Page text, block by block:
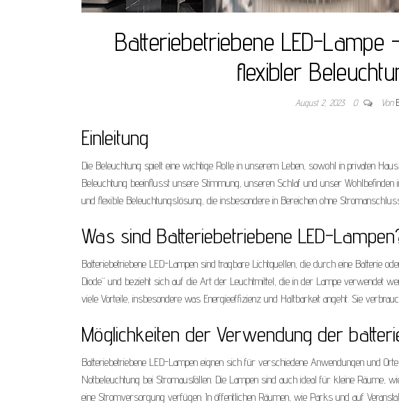
Batteriebetriebene LED-
flexibler
August 2, 2023 0 Von
Einleitung
Die Beleuchtung spielt eine wichtige Rolle in unserem Leben, sowohl in privaten
Beleuchtung beeinflusst unsere Stimmung, unseren Schlaf und unser Wohlbefinden
und flexible Beleuchtungslösung, die insbesondere in Bereichen ohne
Was sind Batteriebetriebene LED-
Batteriebetriebene LED-Lampen sind tragbare Lichtquellen, die durch eine Batterie
Diode“ und bezieht sich auf die Art der Leuchtmittel, die in der Lampe verwendet
viele Vorteile, insbesondere was Energieeffizienz und Haltbarkeit angeht. Sie
Möglichkeiten der Verwendung der
Batteriebetriebene LED-Lampen eignen sich für verschiedene Anwendungen und
Notbeleuchtung bei Stromausfällen. Die Lampen sind auch ideal für kleine Räume,
eine Stromversorgung verfügen. In öffentlichen Räumen, wie Parks und auf